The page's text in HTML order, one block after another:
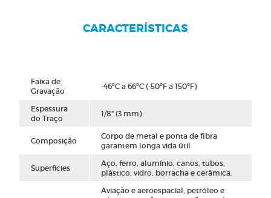
CARACTERÍSTICAS
Faixa de
Gravação
-46ºC a 66ºC (-50ºF a 150ºF)
Espessura
do Traço
1/8" (3 mm)
Composição
Corpo de metal e ponta de fibra
garantem longa vida útil
Superfícies
Aço, ferro, alumínio, canos, tubos,
plástico, vidro, borracha e cerâmica.
Aviação e aeroespacial, petróleo e